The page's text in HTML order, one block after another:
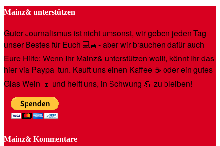
Mainz& unterstützen
Guter Journalismus ist nicht umsonst, wir geben jeden Tag
unser Bestes für Euch 💻🚙- aber wir brauchen dafür auch
Eure Hilfe: Wenn Ihr Mainz& unterstützen wollt, könnt Ihr das
hier via Paypal tun. Kauft uns einen Kaffee ☕️ oder ein gutes
Glas Wein 🍷 und helft uns, in Schwung 💪 zu bleiben!
Mainz& Kommentare